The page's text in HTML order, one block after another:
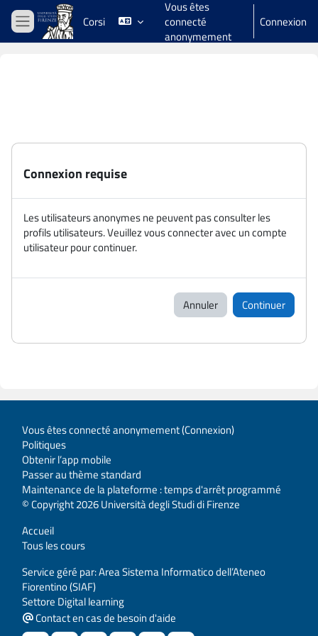
Passer au contenu principal
Panneau latéral
Corsi
Vous êtes
connecté
anonymement
Connexion
Connexion requise
Les utilisateurs anonymes ne peuvent pas consulter les
profils utilisateurs. Veuillez vous connecter avec un compte
utilisateur pour continuer.
Annuler Continuer
Vous êtes connecté anonymement (Connexion)
Politiques
Obtenir l’app mobile
Passer au thème standard
Maintenance de la plateforme : temps d'arrêt programmé
© Copyright 2026 Università degli Studi di Firenze
Accueil
Tous les cours
Service géré par: Area Sistema Informatico dell’Ateneo
Fiorentino (SIAF)
Settore Digital learning
Contact en cas de besoin d'aide